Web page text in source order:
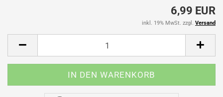
6,99 EUR
inkl. 19% MwSt. zzgl. Versand